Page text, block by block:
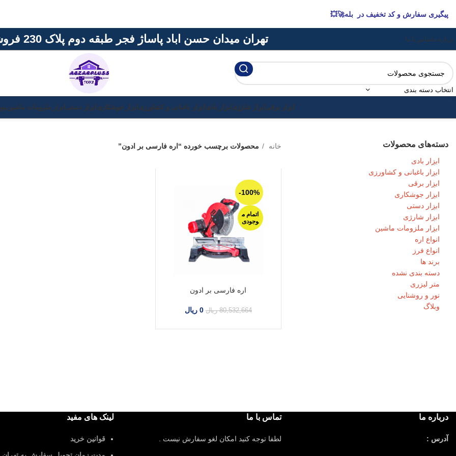
درباره ماتماس با ما تهران میدان حسن اباد پاساژ فجر طبقه دوم پلاک 230 فروشگاه ابزار پلاس
انتخاب دسته بندی
ابزار برقی ابزار شارژی ابزار بادی ابزار باغبانی و کشاورزی ابزار جوشکاری ابزار دستی ابزار ملزومات ماشین
دسته‌های محصولات
ابزار بادی
ابزار باغبانی و کشاورزی
ابزار برقی
ابزار جوشکاری
ابزار دستی
ابزار شارژی
ابزار ملزومات ماشین
انواع اره
انواع فرز
برند ها
دسته بندی نشده
متر لیزری
نور و روشنایی
وبلاگ
خانه محصولات برچسب خورده “اره فارسی بر ادون”
-100%
اتمام م
وجودی
اره فارسی بر ادون
80,532,664 ریال 0 ریال
درباره ما
آدرس :
تماس با ما
لطفا توجه کنید امکان لغو سفارش نیست .
لینک های مفید
قوانین خرید
پیگیری سفارش و کد تخفیف در بله🚀💥